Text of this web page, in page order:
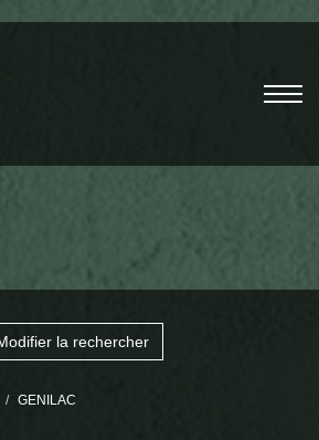
la rechercher
GENILAC